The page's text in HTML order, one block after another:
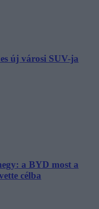
új városi SUV-ja
a BYD most a
célba